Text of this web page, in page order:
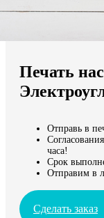
Мы доставляем по
Продолжить без
Печать
Отправь в
часа!
Срок
Отправим в
Сделать заказ